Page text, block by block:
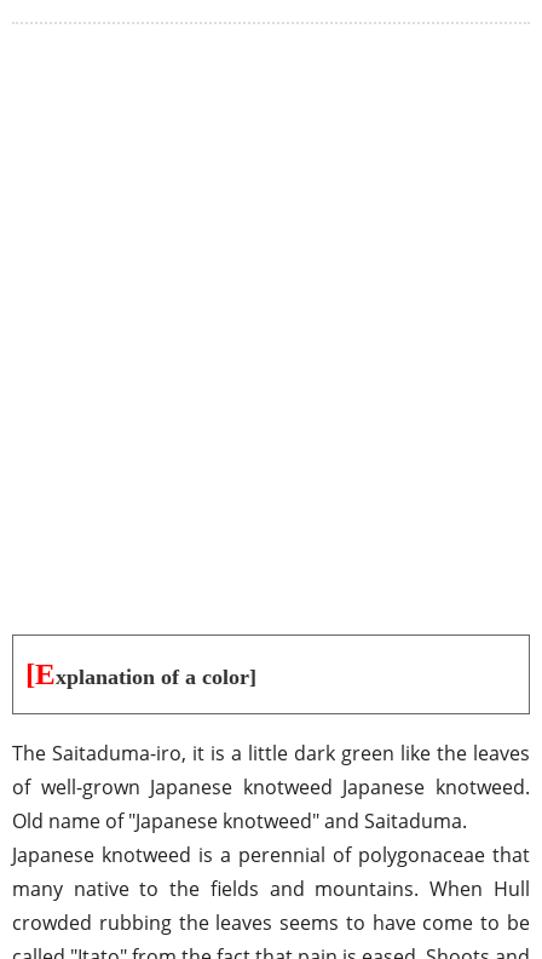
[Explanation of a color]
The Saitaduma-iro, it is a little dark green like the leaves
of well-grown Japanese knotweed Japanese knotweed.
Old name of "Japanese knotweed" and Saitaduma.
Japanese knotweed is a perennial of polygonaceae that
many native to the fields and mountains. When Hull
crowded rubbing the leaves seems to have come to be